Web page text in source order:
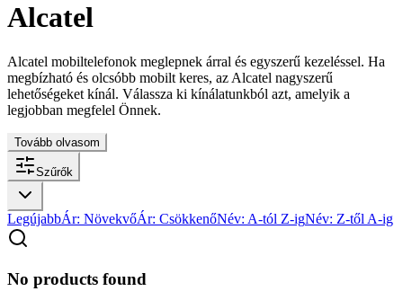
Alcatel
Alcatel mobiltelefonok meglepnek árral és egyszerű kezeléssel. Ha
megbízható és olcsóbb mobilt keres, az Alcatel nagyszerű
lehetőségeket kínál. Válassza ki kínálatunkból azt, amelyik a
legjobban megfelel Önnek.
Tovább olvasom
Szűrők
LegújabbÁr: NövekvőÁr: CsökkenőNév: A-tól Z-igNév: Z-től A-ig
No products found